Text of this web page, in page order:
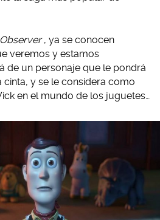
Observer , ya se conocen
veremos y estamos
de un personaje que le pondrá
cinta, y se le considera como
en el mundo de los juguetes…